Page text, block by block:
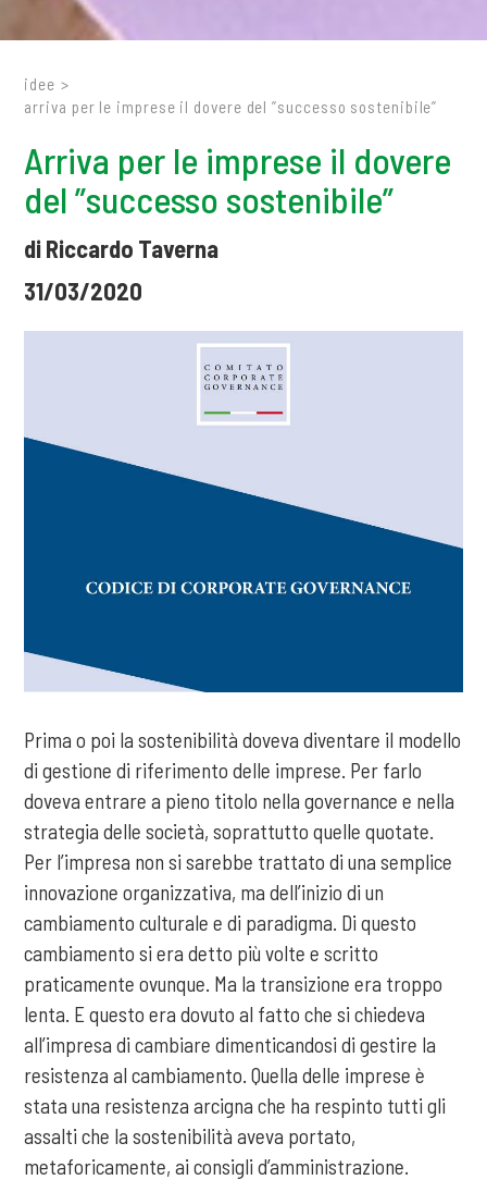
idee >
arriva per le imprese il dovere del ”successo sostenibile”
Arriva per le imprese il dovere
del ”successo sostenibile”
di Riccardo Taverna
31/03/2020
Prima o poi la sostenibilità doveva diventare il modello
di gestione di riferimento delle imprese. Per farlo
doveva entrare a pieno titolo nella governance e nella
strategia delle società, soprattutto quelle quotate.
Per l’impresa non si sarebbe trattato di una semplice
innovazione organizzativa, ma dell’inizio di un
cambiamento culturale e di paradigma. Di questo
cambiamento si era detto più volte e scritto
praticamente ovunque. Ma la transizione era troppo
lenta. E questo era dovuto al fatto che si chiedeva
all’impresa di cambiare dimenticandosi di gestire la
resistenza al cambiamento. Quella delle imprese è
stata una resistenza arcigna che ha respinto tutti gli
assalti che la sostenibilità aveva portato,
metaforicamente, ai consigli d’amministrazione.